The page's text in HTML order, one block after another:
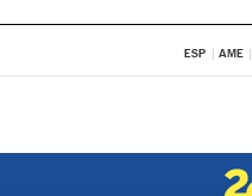
ESP AME